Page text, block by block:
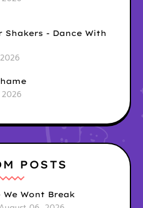
Shakers - Dance With
POSTS
We Wont Break